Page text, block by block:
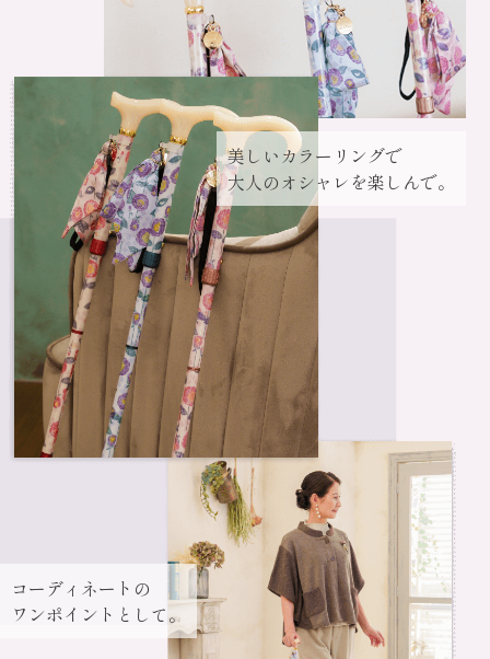
美しいカラーリングで
大人のオシャレを楽しんで。
コーディネートの
ワンポイントとして。